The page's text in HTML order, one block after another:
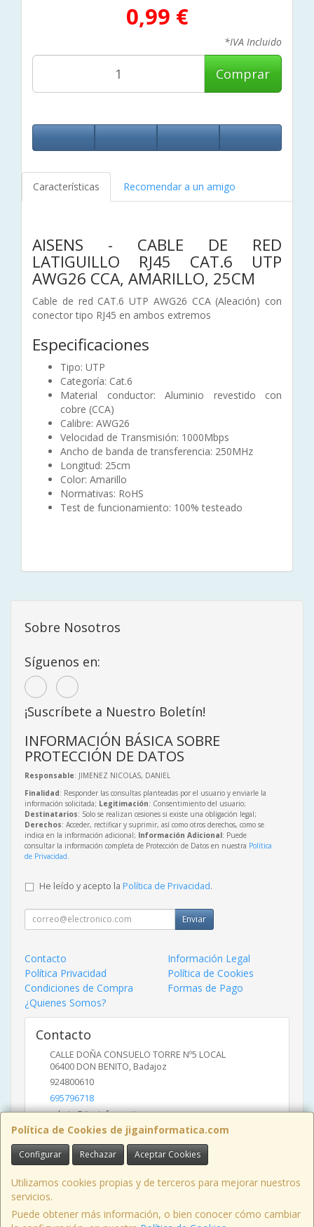
0,99 €
*IVA Incluido
Comprar
Características Recomendar a un amigo
AISENS - CABLE DE RED
LATIGUILLO RJ45 CAT.6 UTP
AWG26 CCA, AMARILLO, 25CM
Cable de red CAT.6 UTP AWG26 CCA (Aleación) con
conector tipo RJ45 en ambos extremos
Especificaciones
Tipo: UTP
Categoría: Cat.6
Material conductor: Aluminio revestido con
cobre (CCA)
Calibre: AWG26
Velocidad de Transmisión: 1000Mbps
Ancho de banda de transferencia: 250MHz
Longitud: 25cm
Color: Amarillo
Normativas: RoHS
Test de funcionamiento: 100% testeado
Política de Cookies de jigainformatica.com
Configurar Rechazar Aceptar Cookies
Utilizamos cookies propias y de terceros para mejorar nuestros
servicios.
Puede obtener más información, o bien conocer cómo cambiar
Sobre Nosotros
Síguenos en:
¡Suscríbete a Nuestro Boletín!
INFORMACIÓN BÁSICA SOBRE
PROTECCIÓN DE DATOS
Responsable: JIMENEZ NICOLAS, DANIEL
Finalidad: Responder las consultas planteadas por el usuario y enviarle la
información solicitada; Legitimación: Consentimiento del usuario;
Destinatarios: Solo se realizan cesiones si existe una obligación legal;
Derechos: Acceder, rectificar y suprimir, así como otros derechos, como se
indica en la información adicional; Información Adicional: Puede
consultar la información completa de Protección de Datos en nuestra Política
de Privacidad
He leído y acepto la Política de Privacidad.
Enviar
Contacto
Información Legal
Política Privacidad
Política de Cookies
Condiciones de Compra
Formas de Pago
¿Quienes Somos?
Contacto
CALLE DOÑA CONSUELO TORRE Nº5 LOCAL
06400 DON BENITO, Badajoz
924800610
695796718
admin@jigainformatica.com
Horario
10:00 a 14:00 y de 17:00 a 20:00